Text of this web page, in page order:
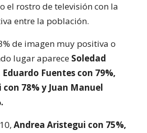
el rostro de televisión con la
entre la población.
de imagen muy positiva o
lugar aparece Soledad
Fuentes con 79%,
78% y Juan Manuel
Andrea Aristegui con 75%,